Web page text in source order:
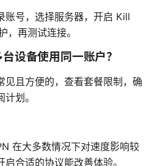
账号，选择服务器，开启 Kill
再测试连接。
设备使用同一账户？
见且方便的，查看套餐限制，确
划。
在大多数情况下对速度影响较
合适的协议能改善体验。